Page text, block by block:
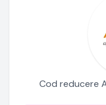
Cod reducere